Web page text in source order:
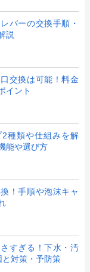
バーの交換手順・
説
交換は可能！料金
イント
種類や仕組みを解
能や選び方
！手順や泡沫キャ
すぎる！下水・汚
対策・予防策